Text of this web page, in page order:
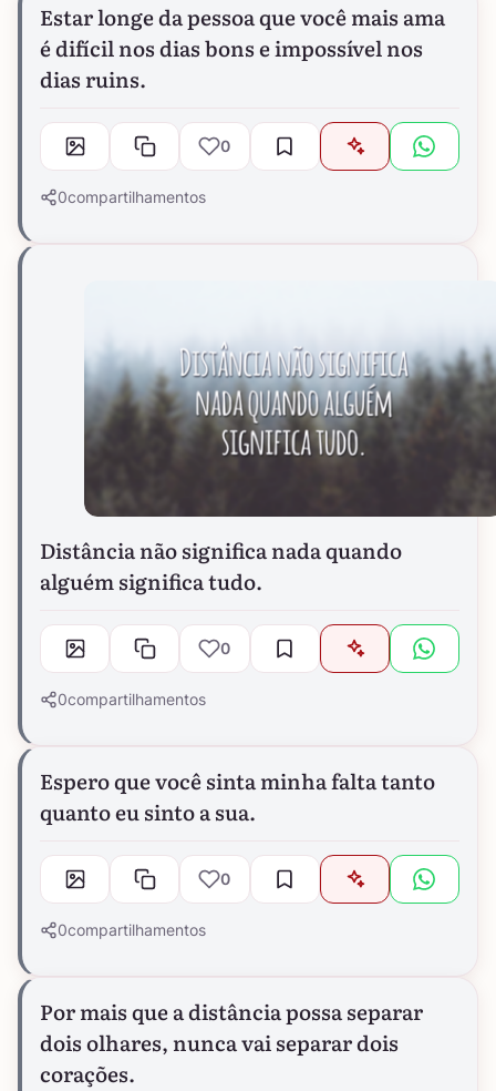
Estar longe da pessoa que você mais ama
é difícil nos dias bons e impossível nos
dias ruins.
0
0compartilhamentos
Distância não significa nada quando
alguém significa tudo.
0
0compartilhamentos
Espero que você sinta minha falta tanto
quanto eu sinto a sua.
0
0compartilhamentos
Por mais que a distância possa separar
dois olhares, nunca vai separar dois
corações.